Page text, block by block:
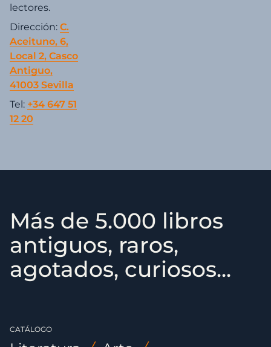
lectores.
Dirección: C.
Aceituno, 6,
Local 2, Casco
Antiguo,
41003 Sevilla
Tel: +34 647 51
12 20
Más de 5.000 libros
antiguos, raros,
agotados, curiosos...
CATÁLOGO